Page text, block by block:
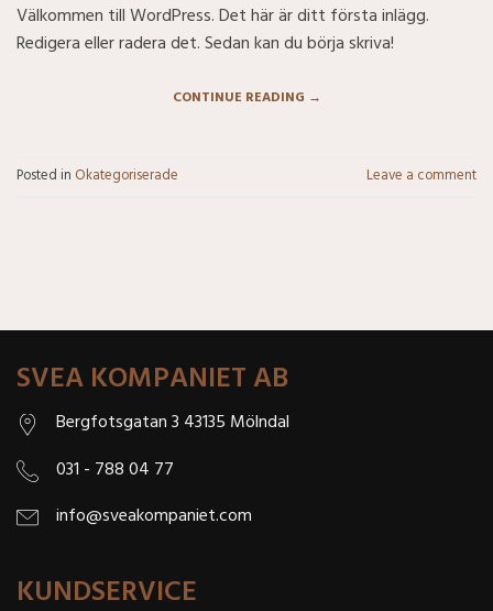
Välkommen till WordPress. Det här är ditt första inlägg.
Redigera eller radera det. Sedan kan du börja skriva!
CONTINUE READING →
Posted in Okategoriserade Leave a comment
SVEA KOMPANIET AB
Bergfotsgatan 3 43135 Mölndal
031 - 788 04 77
info@sveakompaniet.com
KUNDSERVICE